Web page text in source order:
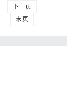
下一页
末页